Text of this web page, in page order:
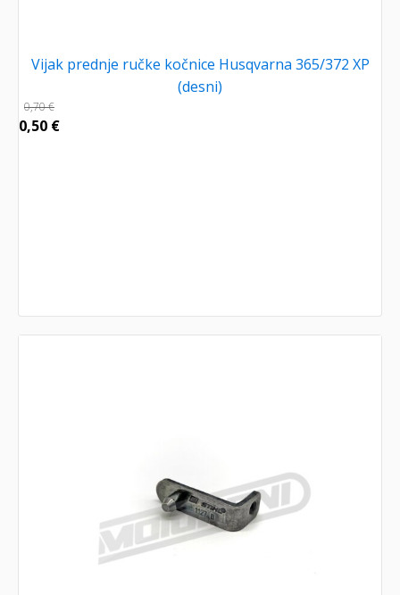
Vijak prednje ručke kočnice Husqvarna 365/372 XP
(desni)
0,70€
0,50 €